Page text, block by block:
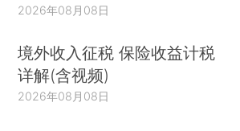
2026年08月08日
境外收入征税 保险收益计税
详解(含视频)
2026年08月08日